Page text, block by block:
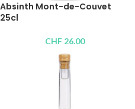
Absinth Mont-de-Couvet
25cl
CHF 26.00